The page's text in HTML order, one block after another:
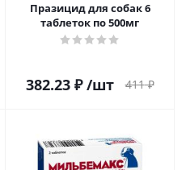
Празицид для собак 6
таблеток по 500мг
382.23₽ /шт 411₽